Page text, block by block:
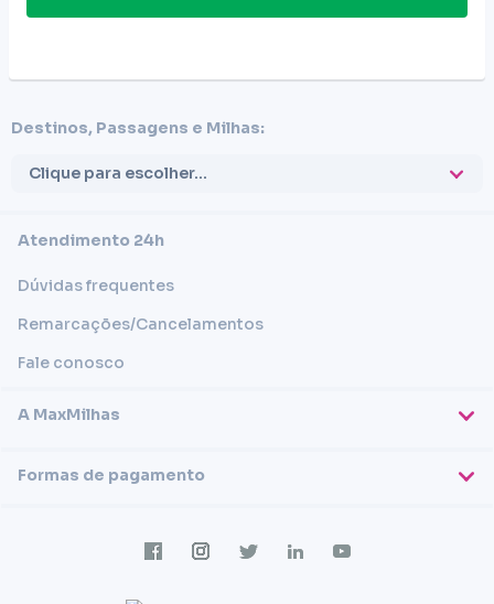
Destinos, Passagens e Milhas:
Clique para escolher...
A MaxMilhas
Atendimento 24h
Dúvidas frequentes
Remarcações/Cancelamentos
Fale conosco
Formas de pagamento